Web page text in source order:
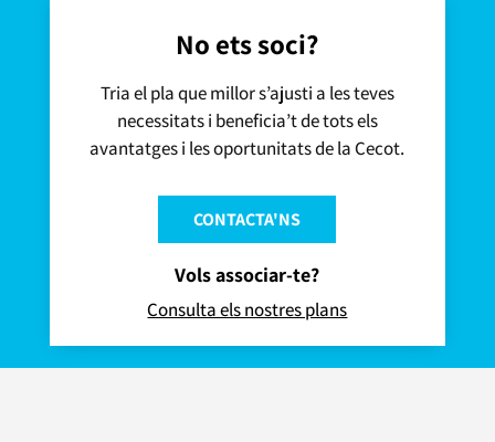
No ets soci?
Tria el pla que millor s’ajusti a les teves
necessitats i beneficia’t de tots els
avantatges i les oportunitats de la Cecot.
CONTACTA'NS
Vols associar-te?
Consulta els nostres plans